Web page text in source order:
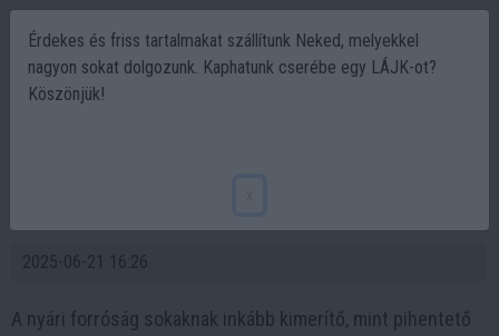
2025-06-21 16:26
A nyári forróság sokaknak inkább kimerítő, mint pihentető
Érdekes és friss tartalmakat szállítunk Neked, melyekkel
nagyon sokat dolgozunk. Kaphatunk cserébe egy LÁJK-ot?
Köszönjük!